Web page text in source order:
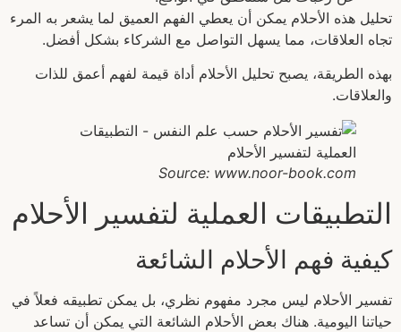
تحليل هذه الأحلام يمكن أن يعطي الفهم العميق لما يشعر به المرء
تجاه العلاقات، مما يسهل التواصل مع الشركاء بشكل أفضل.
بهذه الطريقة، يصبح تحليل الأحلام أداة قيمة لفهم أعمق للذات
والعلاقات.
Source: www.noor-book.com
التطبيقات العملية لتفسير الأحلام
كيفية فهم الأحلام الشائعة
تفسير الأحلام ليس مجرد مفهوم نظري، بل يمكن تطبيقه فعلاً في
حياتنا اليومية. هناك بعض الأحلام الشائعة التي يمكن أن تساعد